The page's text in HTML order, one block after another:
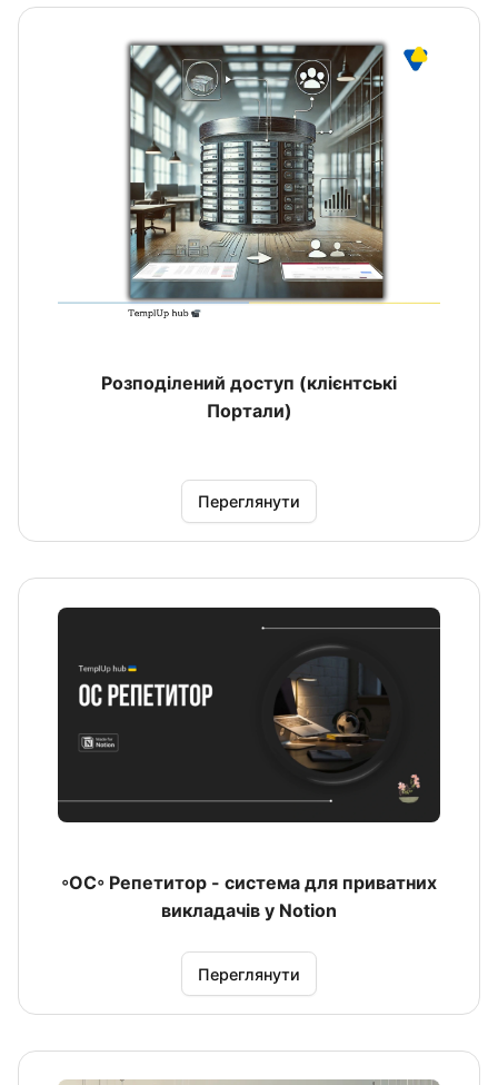
Розподілений доступ (клієнтські
Портали)
Переглянути
◦ОС◦ Репетитор - система для приватних
викладачів у Notion
Переглянути